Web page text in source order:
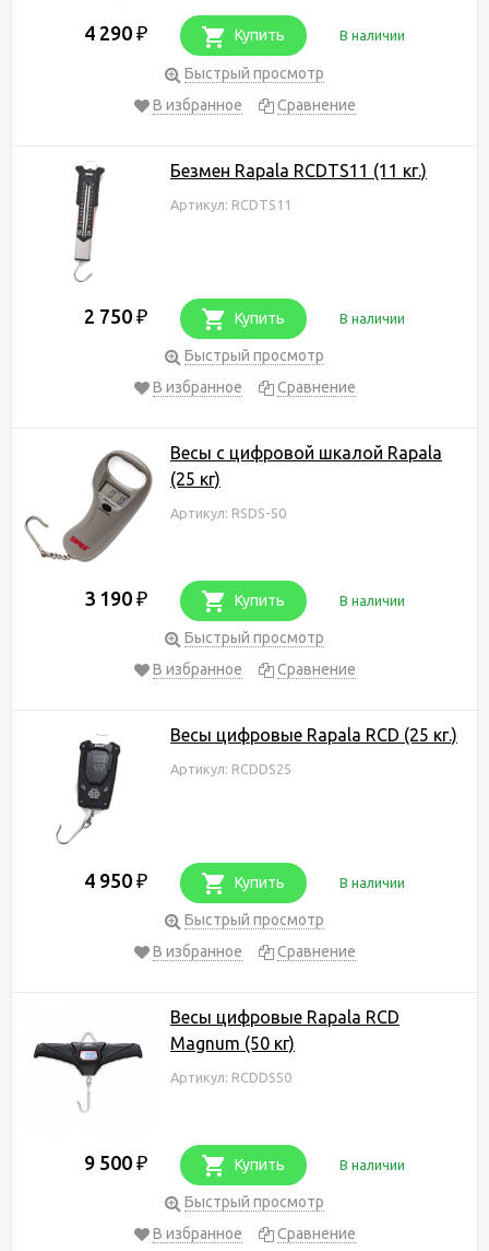
4 290 ₽ Купить В наличии
Быстрый просмотр
В избранное
Сравнение
Безмен Rapala RCDTS11 (11 кг.)
Артикул: RCDTS11
2 750 ₽ Купить В наличии
Быстрый просмотр
В избранное
Сравнение
Весы с цифровой шкалой Rapala
(25 кг)
Артикул: RSDS-50
3 190 ₽ Купить В наличии
Быстрый просмотр
В избранное
Сравнение
Весы цифровые Rapala RCD (25 кг.)
Артикул: RCDDS25
4 950 ₽ Купить В наличии
Быстрый просмотр
В избранное
Сравнение
Весы цифровые Rapala RCD
Magnum (50 кг)
Артикул: RCDDS50
9 500 ₽ Купить В наличии
Быстрый просмотр
В избранное
Сравнение